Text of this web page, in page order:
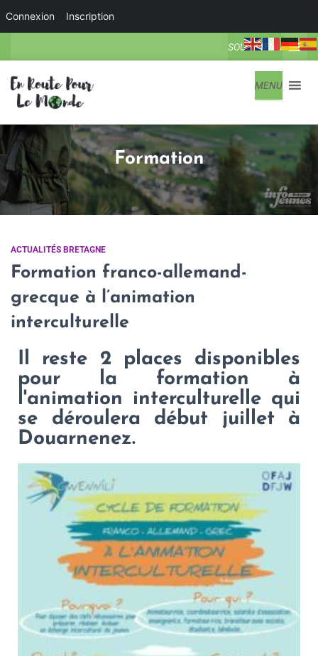
Connexion Inscription
SOUS-MENU
MENU
Formation
ACTUALITÉS BRETAGNE
Formation franco-allemand-
grecque à l’animation
interculturelle
Il reste 2 places disponibles
pour la formation à
l'animation interculturelle qui
se déroulera début juillet à
Douarnenez.